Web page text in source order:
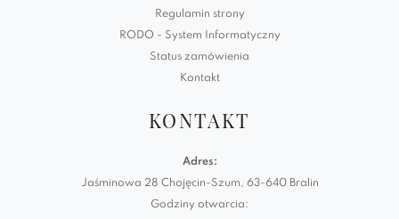
Regulamin strony
RODO - System Informatyczny
Status zamówienia
Kontakt
KONTAKT
Adres:
Jaśminowa 28 Chojęcin-Szum, 63-640 Bralin
Godziny otwarcia: